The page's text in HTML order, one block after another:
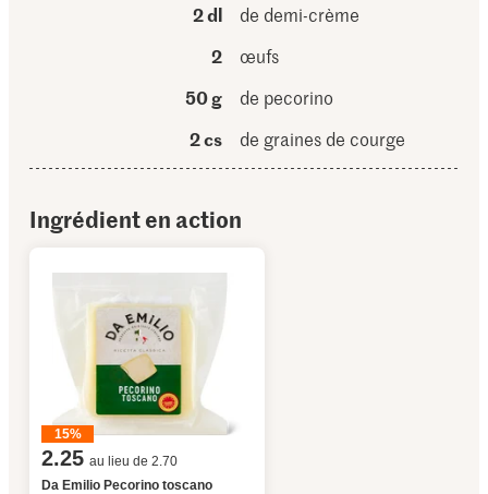
2 dl
de demi-crème
2
œufs
50 g
de pecorino
2 cs
de graines de courge
Ingrédient en action
15%
2.25 au lieu de 2.70
Da Emilio Pecorino toscano